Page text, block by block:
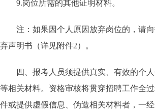
9.岗位所需的其他证明材料。
注：如果因个人原因放弃岗位的，请
弃声明书（详见附件2）。
四、报考人员须提供真实、有效的个
等相关材料。资格审核将贯穿招聘工作全
件或提供虚假信息、伪造相关材料者，一